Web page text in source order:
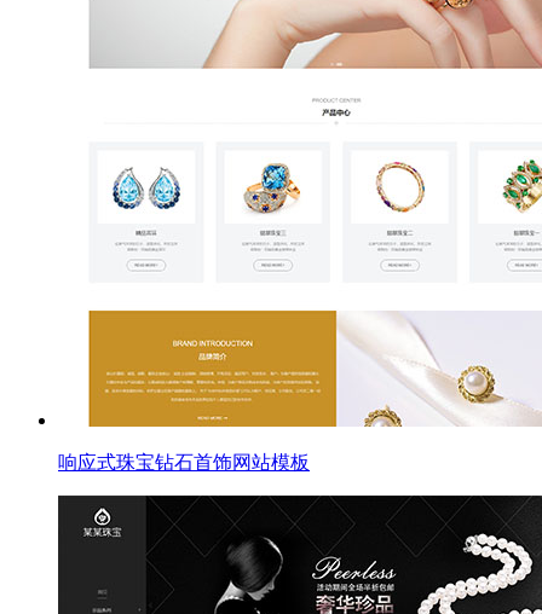
响应式珠宝钻石首饰网站模板